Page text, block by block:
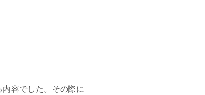
容でした。その際に